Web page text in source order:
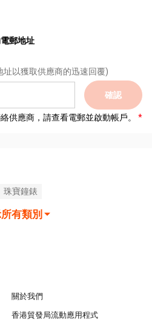
郵地址
址以獲取供應商的迅速回覆)
確認
供應商，請查看電郵並啟動帳戶。
珠寶鐘錶
有類別
關於我們
香港貿發局流動應用程式